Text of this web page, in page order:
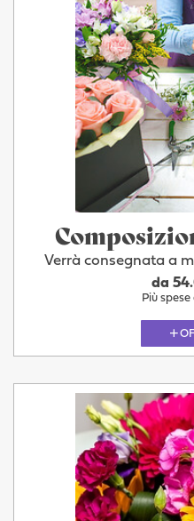
Verrà consegnata a
da
Più